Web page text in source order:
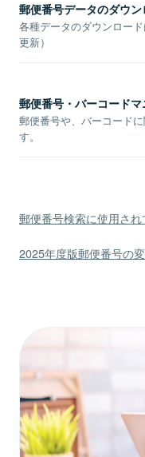
郵便番号データのダウン
各種データのダウンロー
更新）
郵便番号・バーコード
郵便番号や、バーコード
す。
郵便番号検索に使用さ
2025年度版郵便番号の